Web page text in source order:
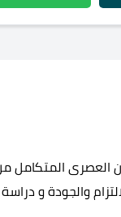
المتكامل
والجودة و